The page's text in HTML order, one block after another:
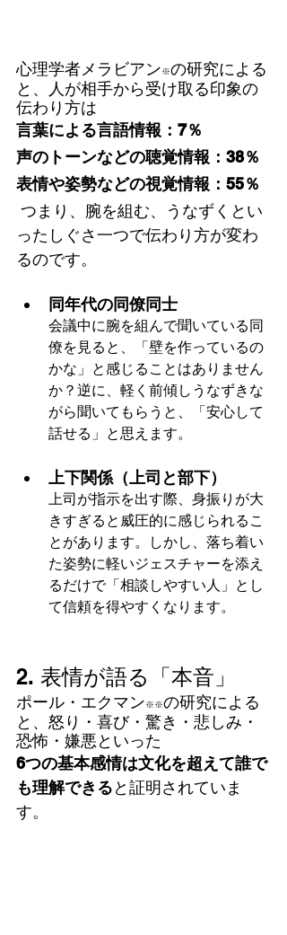
心理学者メラビアン※の研究による
と、人が相手から受け取る印象の
伝わり方は
言葉による言語情報：7％
声のトーンなどの聴覚情報：38％
表情や姿勢などの視覚情報：55％
つまり、腕を組む、うなずくとい
ったしぐさ一つで伝わり方が変わ
るのです。
同年代の同僚同士
会議中に腕を組んで聞いている同
僚を見ると、「壁を作っているの
かな」と感じることはありません
か？逆に、軽く前傾しうなずきな
がら聞いてもらうと、「安心して
話せる」と思えます。
上下関係（上司と部下）
上司が指示を出す際、身振りが大
きすぎると威圧的に感じられるこ
とがあります。しかし、落ち着い
た姿勢に軽いジェスチャーを添え
るだけで「相談しやすい人」とし
て信頼を得やすくなります。
2. 表情が語る「本音」
ポール・エクマン※※の研究による
と、怒り・喜び・驚き・悲しみ・
恐怖・嫌悪といった
6つの基本感情は文化を超えて誰で
も理解できると証明されていま
す。